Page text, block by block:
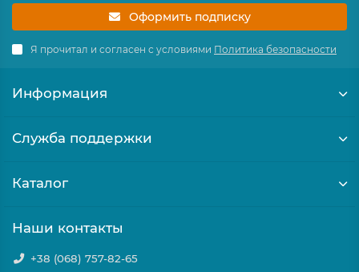
Оформить подписку
Я прочитал и согласен с условиями Политика безопасности
Информация
Служба поддержки
Каталог
Наши контакты
+38 (068) 757-82-65